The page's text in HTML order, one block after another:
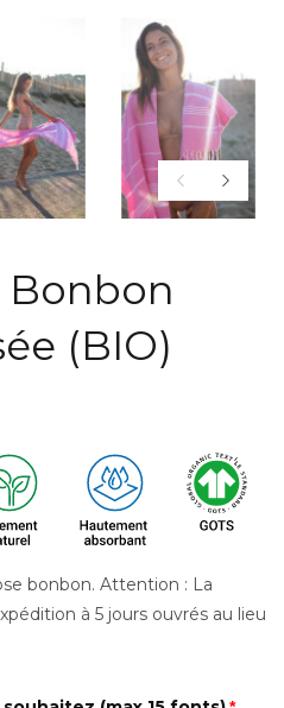
Bonbon
(BIO)
bonbon. Attention : La
à 5 jours ouvrés au lieu